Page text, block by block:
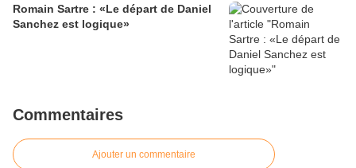
Romain Sartre : «Le départ de Daniel
Sanchez est logique»
Commentaires
Ajouter un commentaire